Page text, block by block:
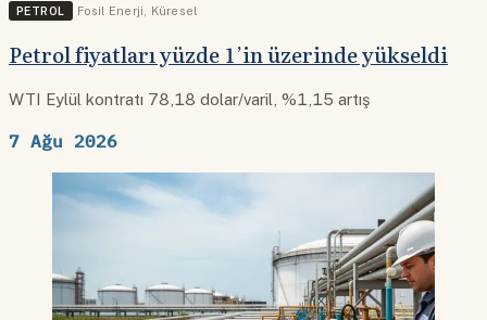
PETROL Fosil Enerji Küresel
Petrol fiyatları yüzde 1’in üzerinde yükseldi
WTI Eylül kontratı 78,18 dolar/varil, %1,15 artış
7 Ağu 2026